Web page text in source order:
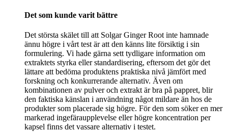
Det som kunde varit bättre
Det största skälet till att Solgar Ginger Root inte hamnade
ännu högre i vårt test är att den känns lite försiktig i sin
formulering. Vi hade gärna sett tydligare information om
extraktets styrka eller standardisering, eftersom det gör det
lättare att bedöma produktens praktiska nivå jämfört med
forskning och konkurrerande alternativ. Även om
kombinationen av pulver och extrakt är bra på pappret, blir
den faktiska känslan i användning något mildare än hos de
produkter som placerade sig högre. För den som söker en mer
markerad ingefäraupplevelse eller högre koncentration per
kapsel finns det vassare alternativ i testet.